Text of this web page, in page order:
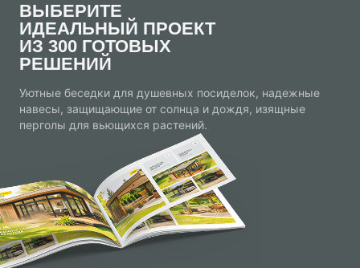
ВЫБЕРИТЕ
ИДЕАЛЬНЫЙ ПРОЕКТ
ИЗ 300 ГОТОВЫХ
РЕШЕНИЙ
Уютные беседки для душевных посиделок, надежные
навесы, защищающие от солнца и дождя, изящные
перголы для вьющихся растений.